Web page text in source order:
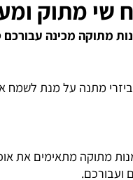
מתוק
מכינה עבורכם
מתנה על מנת לשמח
מתאימים את אופי